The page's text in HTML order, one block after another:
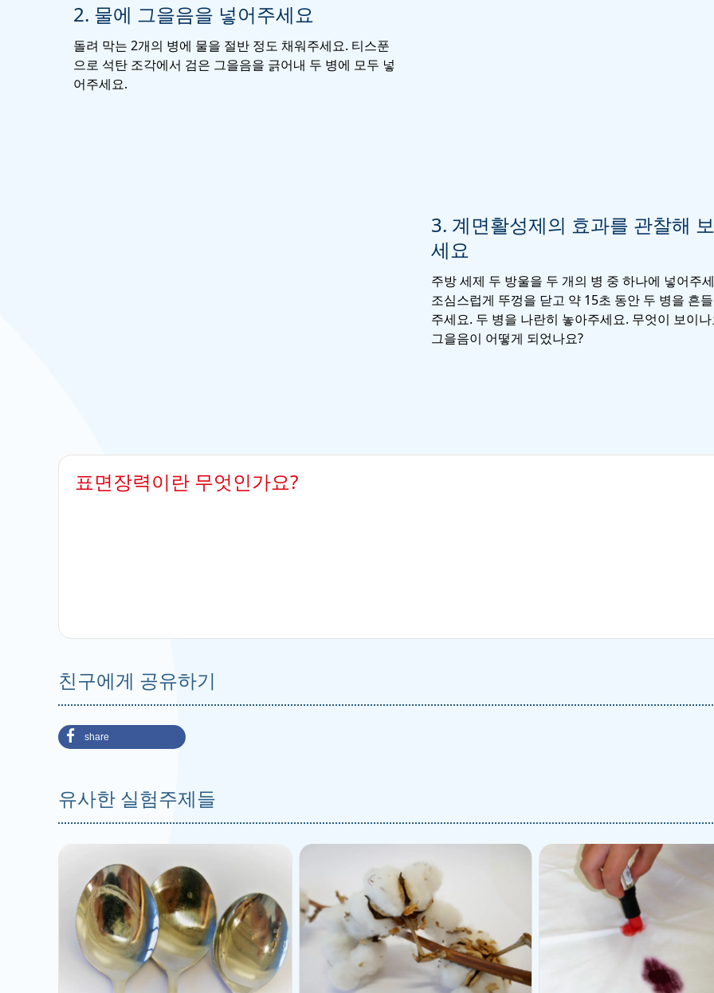
2. 물에 그을음을 넣어주세요
돌려 막는 2개의 병에 물을 절반 정도 채워주세요. 티스푼
으로 석탄 조각에서 검은 그을음을 긁어내 두 병에 모두 넣
어주세요.
3. 계면활성제의 효과를 관찰해
세요
주방 세제 두 방울을 두 개의 병 중 하나에 넣어주
조심스럽게 뚜껑을 닫고 약 15초 동안 두 병을 흔
주세요. 두 병을 나란히 놓아주세요. 무엇이 보이나
그을음이 어떻게 되었나요?
표면장력이란 무엇인가요?
친구에게 공유하기
share
유사한 실험주제들